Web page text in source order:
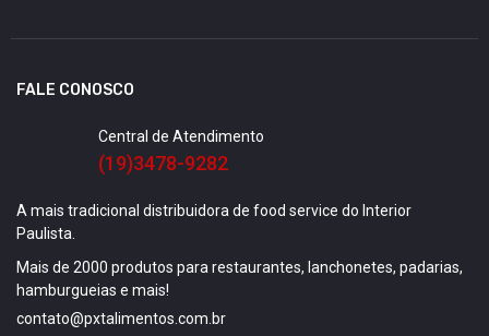
FALE CONOSCO
Central de Atendimento
(19)3478-9282
A mais tradicional distribuidora de food service do Interior
Paulista.
Mais de 2000 produtos para restaurantes, lanchonetes, padarias,
hamburgueias e mais!
contato@pxtalimentos.com.br